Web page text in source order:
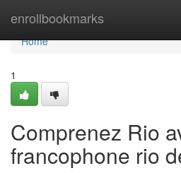
enrollbookmarks
Home
Home
1
Comprenez Rio
francophone rio